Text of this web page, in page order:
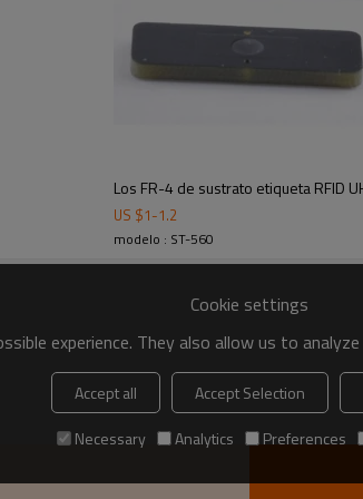
Moza3 ,
del lector de la decisión.
Los FR-4 de sustrato etiqueta RFID
US $1-1.2
modelo : ST-560
Cookie settings
experience. They also allow us to
Accept all Accept Selection
Necessary
Analytics Preferences